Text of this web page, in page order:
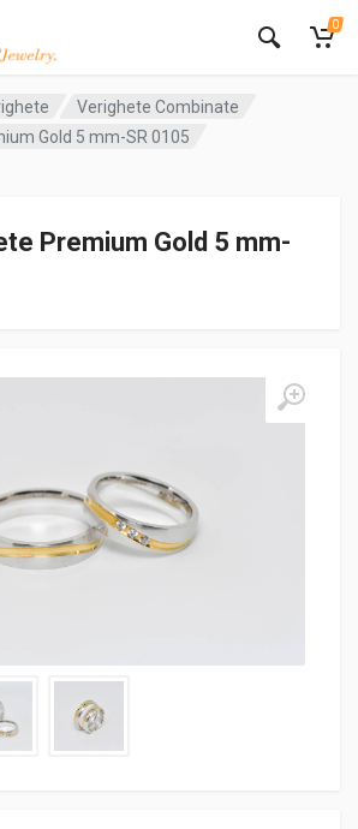
0
Verighete Combinate
Gold 5 mm-SR 0105
Premium Gold 5 mm-